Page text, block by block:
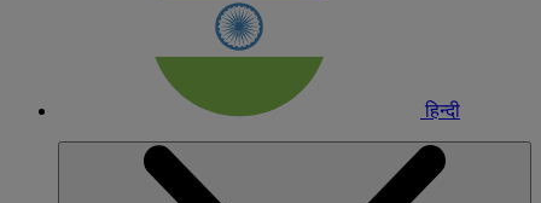
हिन्दी